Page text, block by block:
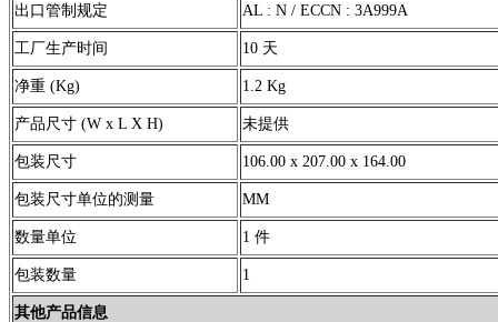
出口管制规定 AL : N / ECCN : 3A999A
工厂生产时间 10 天
净重 (Kg) 1.2 Kg
产品尺寸 (W x L X H) 未提供
包装尺寸 106.00 x 207.00 x 164.00
包装尺寸单位的测量 MM
数量单位 1 件
包装数量 1
其他产品信息